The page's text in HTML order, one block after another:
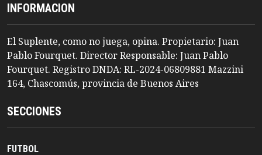
INFORMACION
El Suplente, como no juega, opina. Propietario: Juan
Pablo Fourquet. Director Responsable: Juan Pablo
Fourquet. Registro DNDA: RL-2024-06809881 Mazzini
164, Chascomús, provincia de Buenos Aires
SECCIONES
FUTBOL